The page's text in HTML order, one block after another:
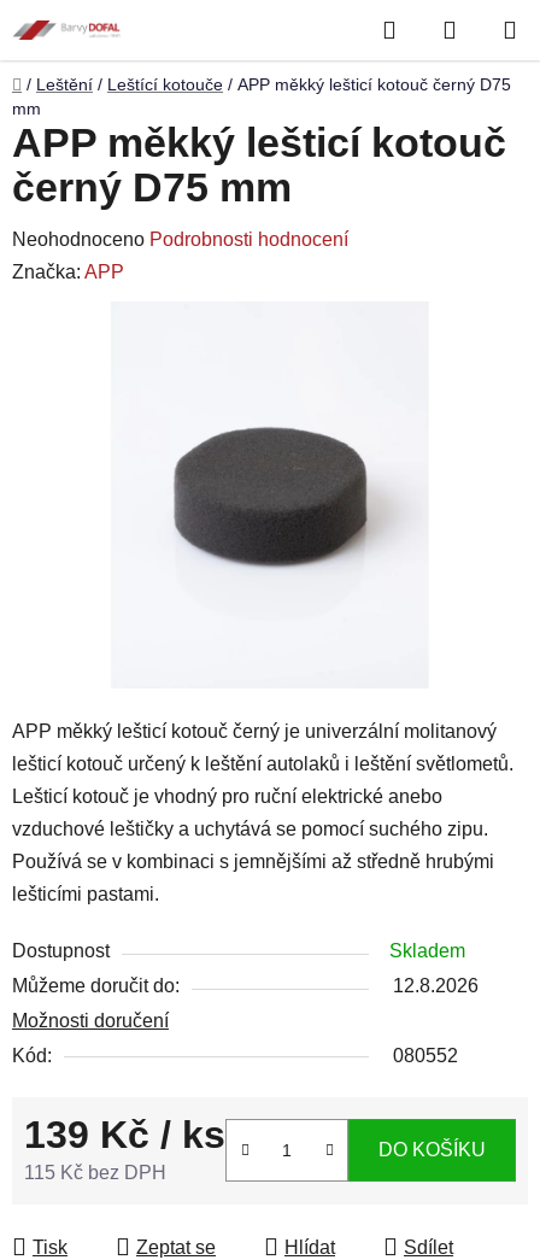
na
obsah
Hledat
KOŠÍK
Domů
/ Leštění / Leštící kotouče / APP měkký lešticí kotouč černý D75
mm
APP měkký lešticí kotouč černý je univerzální molitanový
lešticí kotouč určený k leštění autolaků i leštění světlometů.
Lešticí kotouč je vhodný pro ruční elektrické anebo
vzduchové leštičky a uchytává se pomocí suchého zipu.
Používá se v kombinaci s jemnějšími až středně hrubými
lešticími pastami.
Dostupnost
Skladem
Můžeme doručit do:
12.8.2026
Možnosti doručení
Kód:
080552
139 Kč / ks
115 Kč bez DPH
DO KOŠÍKU
Tisk Zeptat se Hlídat Sdílet
APP měkký lešticí kotouč
černý D75 mm
Průměrné
hodnocení
Neohodnoceno Podrobnosti hodnocení
Značka: APP